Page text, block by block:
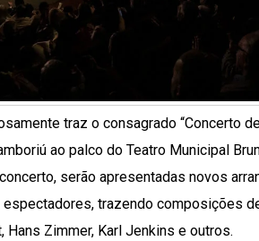
traz o consagrado “Concerto
ao palco do Teatro Municipal
serão apresentadas novos
trazendo composições
Zimmer, Karl Jenkins e outros.